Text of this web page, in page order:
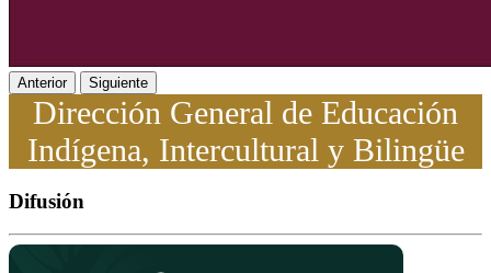
Anterior Siguiente
Dirección General de Educación
Indígena, Intercultural y Bilingüe
Difusión